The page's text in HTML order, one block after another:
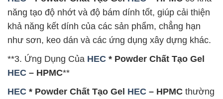
năng tạo độ nhớt và độ bám dính tốt, giúp cải thiện
khả năng kết dính của các sản phẩm, chẳng hạn
như sơn, keo dán và các ứng dụng xây dựng khác.
**3. Ứng Dụng Của HEC * Powder Chất Tạo Gel
HEC – HPMC**
HEC * Powder Chất Tạo Gel HEC – HPMC thường